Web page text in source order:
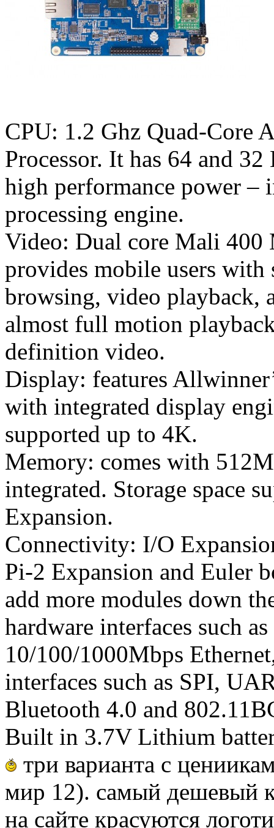
CPU: 1.2 Ghz Quad-Core
Processor. It has 64 and
high performance power
processing engine.
Video: Dual core Mali 400
provides mobile users with
browsing, video playback,
almost full motion
definition video.
Display: features
with integrated display
supported up to 4K.
Memory: comes with
integrated. Storage space
Expansion.
Connectivity: I/O
Pi-2 Expansion and Euler
add more modules down
hardware interfaces such
10/100/1000Mbps
interfaces such as SPI,
Bluetooth 4.0 and
Built in 3.7V Lithium
три варианта с
мир 12). самый дешевый
на сайте красуются